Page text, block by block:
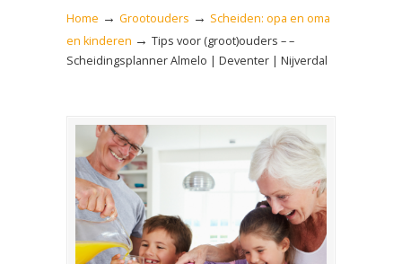
Home → Grootouders → Scheiden: opa en oma
en kinderen → Tips voor (groot)ouders – –
Scheidingsplanner Almelo | Deventer | Nijverdal